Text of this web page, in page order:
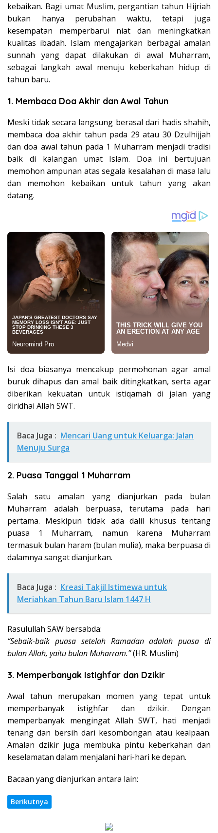
kebaikan. Bagi umat Muslim, pergantian tahun Hijriah
bukan hanya perubahan waktu, tetapi juga
kesempatan memperbarui niat dan meningkatkan
kualitas ibadah. Islam mengajarkan berbagai amalan
sunnah yang dapat dilakukan di awal Muharram,
sebagai langkah awal menuju keberkahan hidup di
tahun baru.
1. Membaca Doa Akhir dan Awal Tahun
Meski tidak secara langsung berasal dari hadis shahih,
membaca doa akhir tahun pada 29 atau 30 Dzulhijjah
dan doa awal tahun pada 1 Muharram menjadi tradisi
baik di kalangan umat Islam. Doa ini bertujuan
memohon ampunan atas segala kesalahan di masa lalu
dan memohon kebaikan untuk tahun yang akan
datang.
Isi doa biasanya mencakup permohonan agar amal
buruk dihapus dan amal baik ditingkatkan, serta agar
diberikan kekuatan untuk istiqamah di jalan yang
diridhai Allah SWT.
Baca Juga : Mencari Uang untuk Keluarga: Jalan
Menuju Surga
2. Puasa Tanggal 1 Muharram
Salah satu amalan yang dianjurkan pada bulan
Muharram adalah berpuasa, terutama pada hari
pertama. Meskipun tidak ada dalil khusus tentang
puasa 1 Muharram, namun karena Muharram
termasuk bulan haram (bulan mulia), maka berpuasa di
dalamnya sangat dianjurkan.
Baca Juga : Kreasi Takjil Istimewa untuk
Meriahkan Tahun Baru Islam 1447 H
Rasulullah SAW bersabda:
“Sebaik-baik puasa setelah Ramadan adalah puasa di
bulan Allah, yaitu bulan Muharram.”(HR. Muslim)
3. Memperbanyak Istighfar dan Dzikir
Awal tahun merupakan momen yang tepat untuk
memperbanyak istighfar dan dzikir. Dengan
memperbanyak mengingat Allah SWT, hati menjadi
tenang dan bersih dari kesombongan atau kealpaan.
Amalan dzikir juga membuka pintu keberkahan dan
keselamatan dalam menjalani hari-hari ke depan.
Bacaan yang dianjurkan antara lain:
Berikutnya